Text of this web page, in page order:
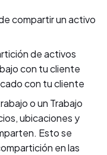
compartir un activo
de activos
con tu cliente
con tu cliente
o un Trabajo
ubicaciones y
Esto se
en las